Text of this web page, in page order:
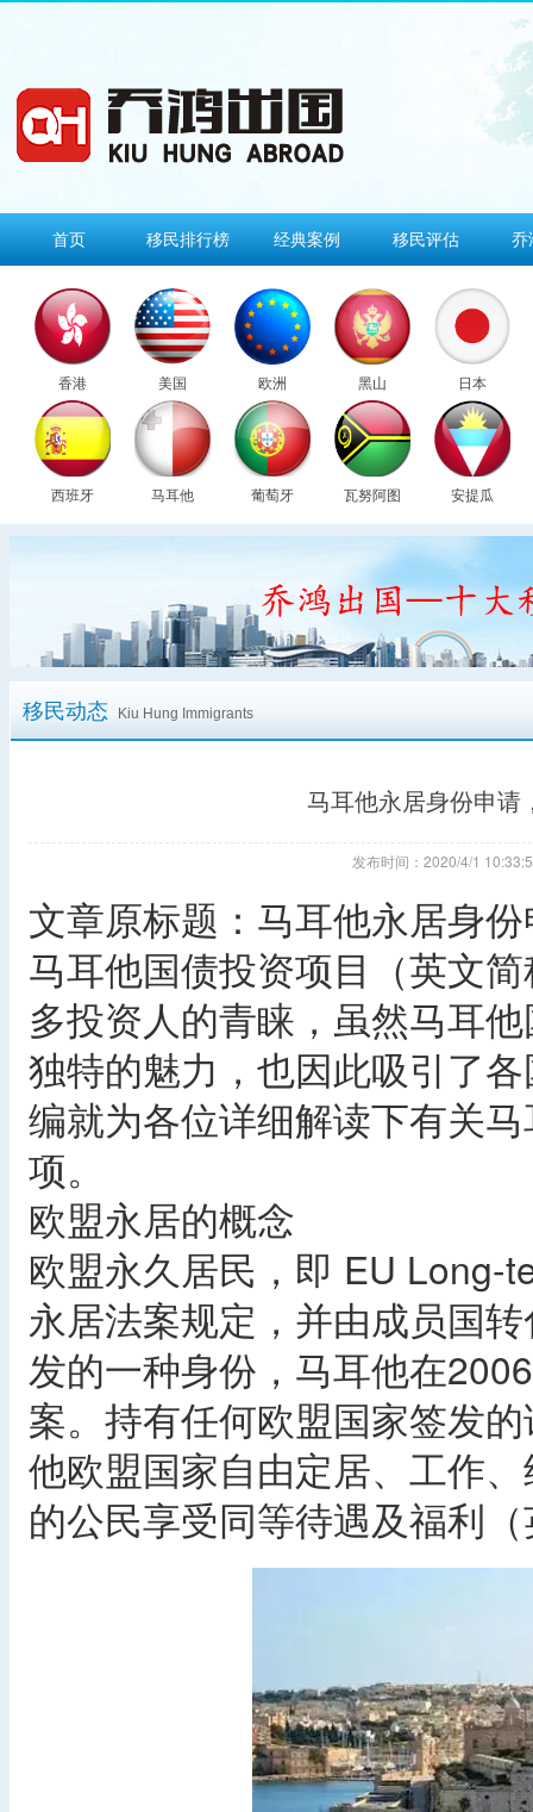
首页 移民排行榜 经典案例 移民评估 乔
香港 美国 欧洲 黑山 日本
西班牙 马耳他 葡萄牙 瓦努阿图 安提瓜
移民动态 Kiu Hung Immigrants
马耳他永居身份申请
发布时间：2020/4/1
文章原标题：马耳他永居身
马耳他国债投资项目（英文
多投资人的青睐，虽然马耳
独特的魅力，也因此吸引了
编就为各位详细解读下有关
项。
欧盟永居的概念
欧盟永久居民，即 EU Long-
永居法案规定，并由成员国
发的一种身份，马耳他在
案。持有任何欧盟国家签发
他欧盟国家自由定居、工作
的公民享受同等待遇及福利